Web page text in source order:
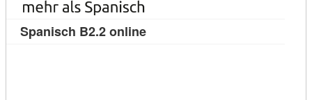
Spanisch B2.2 onlineKursdetail: Spanisch B2.2